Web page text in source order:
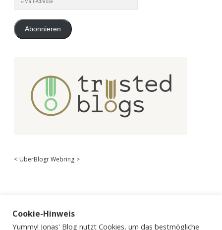
Mail-
Abonnieren
< UberBlogr Webring >
Cookie-Hinweis
Yummy! Jonas' Blog nutzt Cookies, um das bestmögliche